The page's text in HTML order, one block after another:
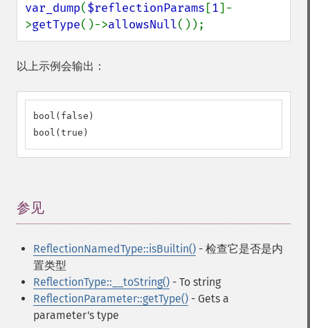
var_dump($reflectionParams [1]-
>getType()->allowsNull());
以上示例会输出：
bool(false)
bool(true)
参见
ReflectionNamedType::isBuiltin() - 检查它是否是内
置类型
ReflectionType::__toString() - To string
ReflectionParameter::getType() - Gets a
parameter's type